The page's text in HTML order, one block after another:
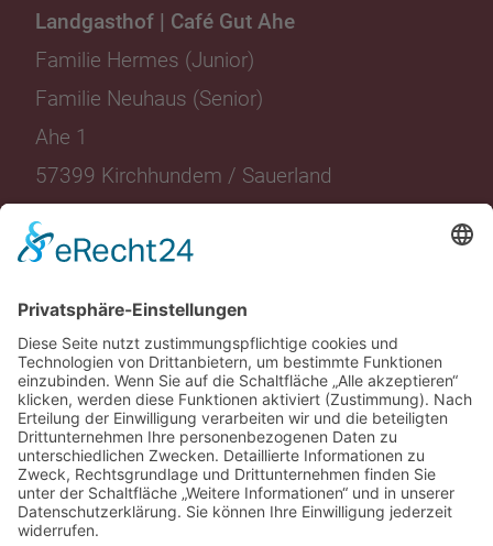
Landgasthof | Café Gut Ahe
Familie Hermes (Junior)
Familie Neuhaus (Senior)
Ahe 1
57399 Kirchhundem / Sauerland
Landgasthof
Restaurant
Angebote
Eventlocation
Friggen
Events
Aktuelles Freizeit
Media
Gutscheine
Karriere
Kontakt